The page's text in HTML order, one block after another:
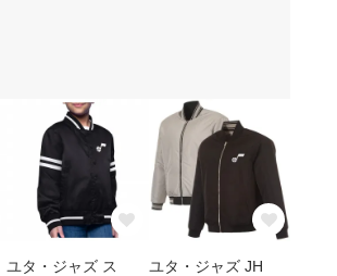
ユタ・ジャズ ス
ユタ・ジャズ JH